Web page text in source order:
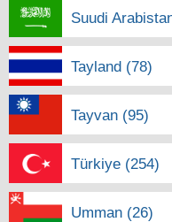
Suudi
Tayland (78)
Tayvan (95)
Türkiye (254)
Umman (26)